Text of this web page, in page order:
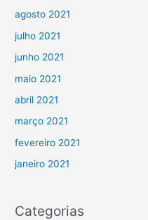
agosto 2021
julho 2021
junho 2021
maio 2021
abril 2021
março 2021
fevereiro 2021
janeiro 2021
Categorias